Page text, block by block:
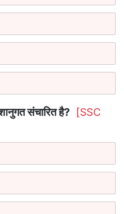
संचारित है?
[SSC